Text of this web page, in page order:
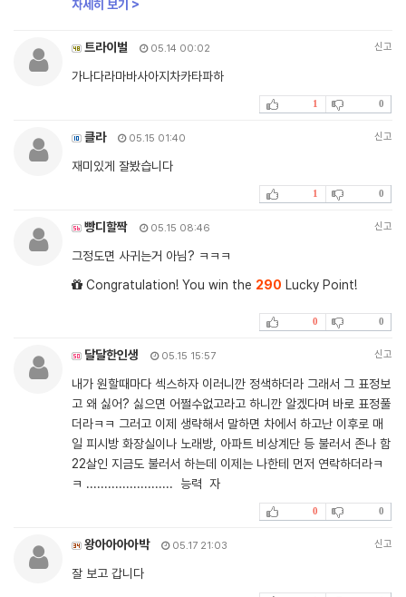
자세히 보기 >
트라이벌 05.14 00:02 신고
가나다라마바사아지차카타파하
1 0
클라 05.15 01:40 신고
재미있게 잘봤습니다
1 0
빵디할짝 05.15 08:46 신고
그정도면 사귀는거 아님? ㅋㅋㅋ
Congratulation! You win the 290 Lucky Point!
0 0
달달한인생 05.15 15:57 신고
내가 원할때마다 섹스하자 이러니깐 정색하더라 그래서 그 표정보
고 왜 싫어? 싫으면 어쩔수없고라고 하니깐 알겠다며 바로 표정풀
더라ㅋㅋ 그러고 이제 생략해서 말하면 차에서 하고난 이후로 매
일 피시방 화장실이나 노래방, 아파트 비상계단 등 불러서 존나 함
22살인 지금도 불러서 하는데 이제는 나한테 먼저 연락하더라ㅋ
ㅋ ........................ 능력 자
0 0
왕아아아아박 05.17 21:03 신고
잘 보고 갑니다